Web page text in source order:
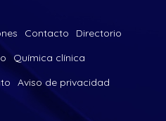
Contacto
Directorio
Química clínica
Aviso de privacidad